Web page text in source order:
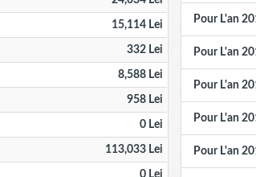
15,114 Lei
332 Lei
8,588 Lei
958 Lei
0 Lei
113,033 Lei
0 Lei
Pour L'an
Pour L'an
Pour L'an
Pour L'an
Pour L'an